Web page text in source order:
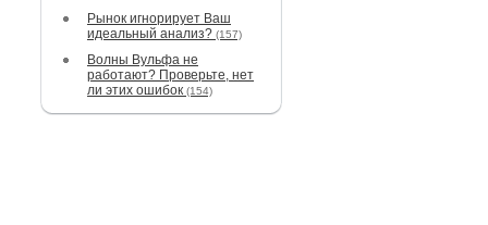
Рынок игнорирует Ваш
идеальный анализ? (157)
Волны Вульфа не
работают? Проверьте, нет
ли этих ошибок (154)